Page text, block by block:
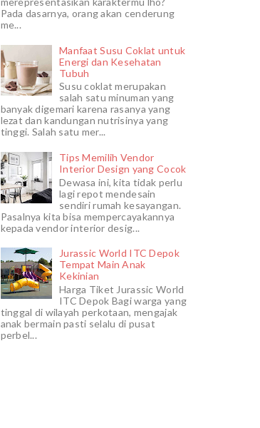
Pada dasarnya, orang akan cenderung
me...
Manfaat Susu Coklat untuk
Energi dan Kesehatan
Tubuh
Susu coklat merupakan
salah satu minuman yang
banyak digemari karena rasanya yang
lezat dan kandungan nutrisinya yang
tinggi. Salah satu mer...
Tips Memilih Vendor
Interior Design yang Cocok
Dewasa ini, kita tidak perlu
lagi repot mendesain
sendiri rumah kesayangan.
Pasalnya kita bisa mempercayakannya
kepada vendor interior desig...
Jurassic World ITC Depok
Tempat Main Anak
Kekinian
Harga Tiket Jurassic World
ITC Depok Bagi warga yang
tinggal di wilayah perkotaan, mengajak
anak bermain pasti selalu di pusat
perbel...